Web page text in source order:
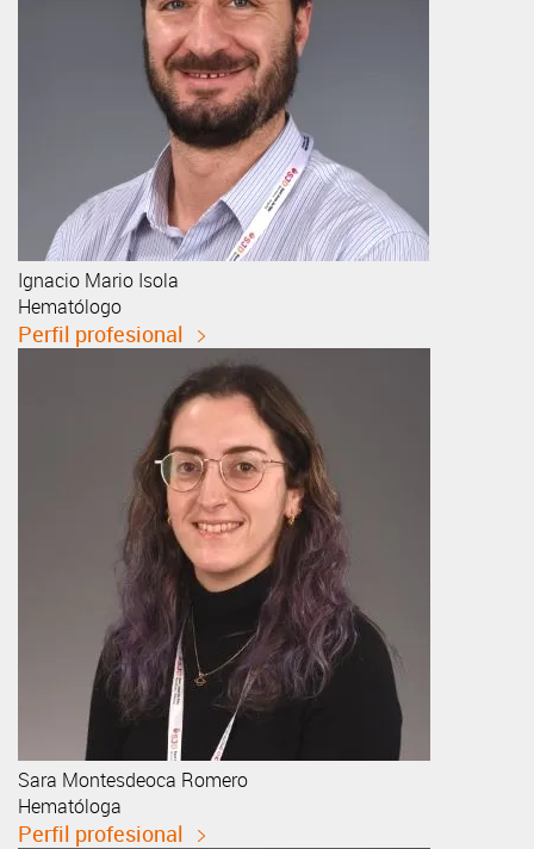
Ignacio Mario Isola
Hematólogo
Perfil profesional
Sara Montesdeoca Romero
Hematóloga
Perfil profesional